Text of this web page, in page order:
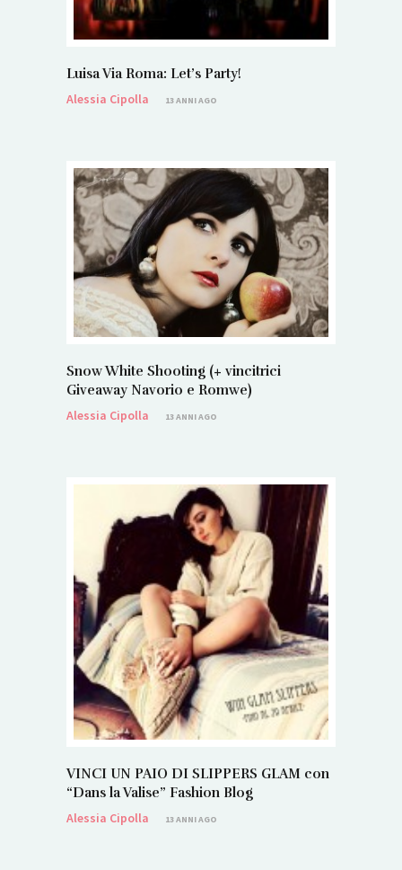
Luisa Via Roma: Let’s Party!
Alessia Cipolla
13 ANNI AGO
Snow White Shooting (+ vincitrici
Giveaway Navorio e Romwe)
Alessia Cipolla
13 ANNI AGO
VINCI UN PAIO DI SLIPPERS GLAM con
“Dans la Valise” Fashion Blog
Alessia Cipolla
13 ANNI AGO